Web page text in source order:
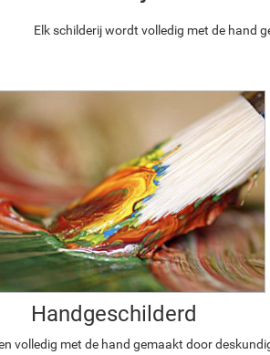
Elk schilderij wordt volledig met de hand
Handgeschilderd
volledig met de hand gemaakt door